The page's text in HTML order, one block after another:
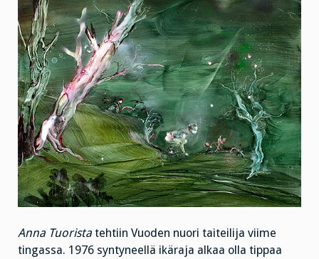
Anna Tuorista tehtiin Vuoden nuori taiteilija viime
tingassa. 1976 syntyneellä ikäraja alkaa olla tippaa